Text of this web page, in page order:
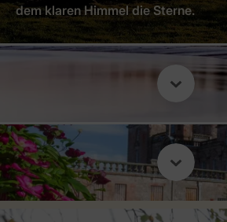
dem klaren Himmel die Sterne.